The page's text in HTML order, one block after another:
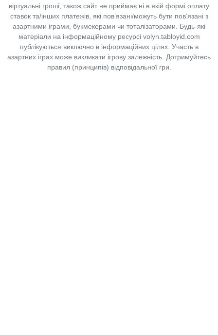
віртуальні гроші, також сайт не приймає ні в якій формі оплату
ставок та/інших платежів, які пов’язані/можуть бути пов’язані з
азартними іграми, букмекерами чи тоталізаторами. Будь-які
матеріали на інформаційному ресурсі volyn.tabloyid.com
публікуються виключно в інформаційних цілях. Участь в
азартних іграх може викликати ігрову залежність. Дотримуйтесь
правил (принципів) відповідальної гри.